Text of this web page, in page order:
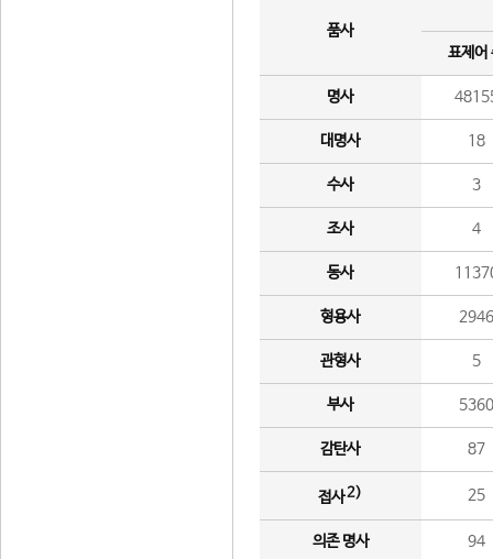
품사
표제어
명사
대명사 18
수사 3
조사 4
동사
형용사 2946
관형사 5
부사 5360
감탄사 87
접사2) 25
의존 명사 94